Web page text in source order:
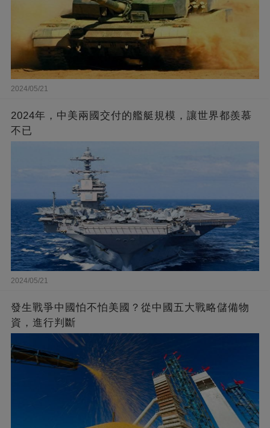
2024/05/21
2024年，中美兩國交付的艦艇規模，讓世界都羨慕
不已
2024/05/21
發生戰爭中國怕不怕美國？從中國五大戰略儲備物
資，進行判斷